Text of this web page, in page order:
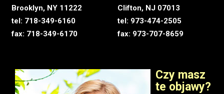
Brooklyn, NY 11222
tel: 718-349-6160
fax: 718-349-6170
Clifton, NJ 07013
tel: 973-474-2505
fax: 973-707-8659
Czy masz
te objawy?